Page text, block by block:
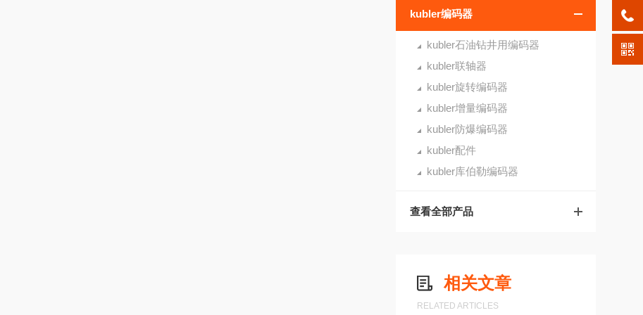
kubler编码器
kubler石油钻井用编码器
kubler联轴器
kubler旋转编码器
kubler增量编码器
kubler防爆编码器
kubler配件
kubler库伯勒编码器
查看全部产品
相关文章
RELATED ARTICLES